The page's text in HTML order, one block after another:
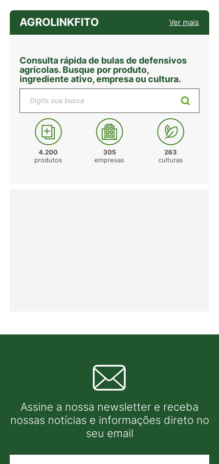
AGROLINKFITO Ver mais
Consulta rápida de bulas de defensivos
agrícolas. Busque por produto,
ingrediente ativo, empresa ou cultura.
Digite sua busca
4.200
produtos
305
empresas
263
culturas
Assine a nossa newsletter e receba
nossas notícias e informações direto no
seu email